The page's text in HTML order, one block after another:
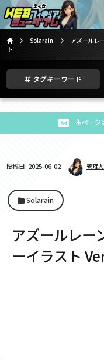
Solarain
アズールレ
ト
タグキーワード
本ページ
投稿日: 2025-06-02 管理人
Solarain
アズールレー
ーイラスト